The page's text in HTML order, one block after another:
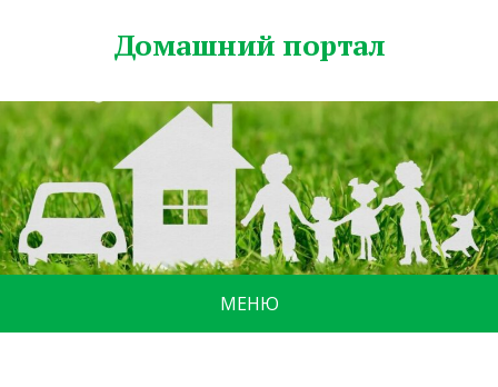
Домашний портал
МЕНЮ